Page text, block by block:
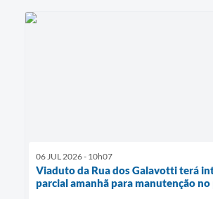
06 JUL 2026 - 10h07
Viaduto da Rua dos Galavotti terá
parcial amanhã para manutenção